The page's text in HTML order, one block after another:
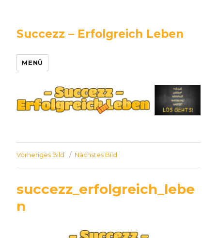
Succezz – Erfolgreich Leben
MENÜ
Vorheriges Bild Nächstes Bild
succezz_erfolgreich_lebe
n